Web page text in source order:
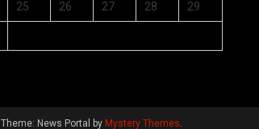
25 26 27 28 29
Theme: News Portal by Mystery Themes